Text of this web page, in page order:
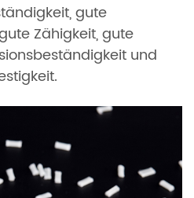
gute
Zähigkeit, gute
und